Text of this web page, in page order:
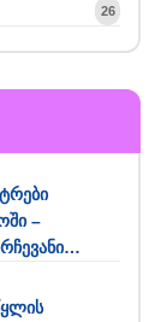
26
–